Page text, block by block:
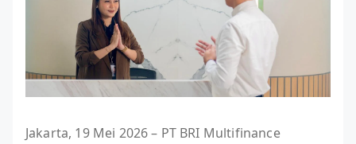
Jakarta, 19 Mei 2026 – PT BRI Multifinance